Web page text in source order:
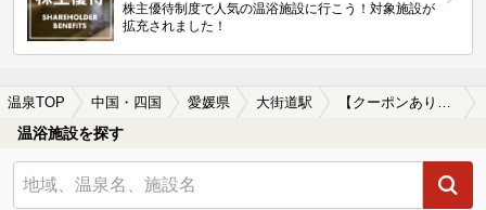
株主優待制度で人気の温浴施設に行こう！対象施設が
拡充されました！
温泉TOP 中国・四国 愛媛県 大街道駅 【クーポンあり】マッサージ、エステがある大街道駅近くの温泉、日帰り温泉、スーパー銭湯おすすめ
温浴施設を探す